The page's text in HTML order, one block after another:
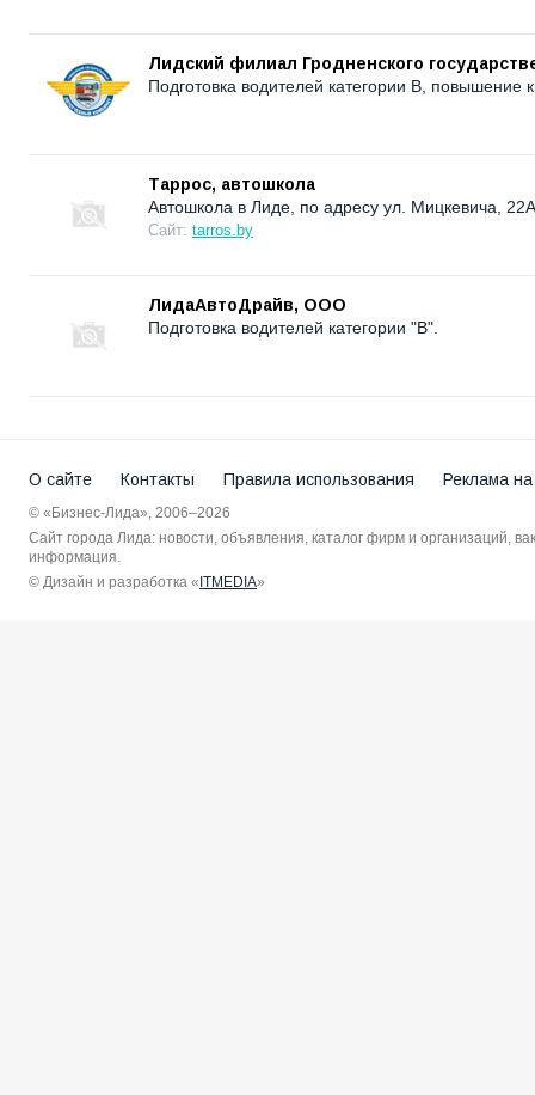
Лидский филиал Гродненского
Подготовка водителей категории В,
Таррос, автошкола
Автошкола в Лиде, по адресу ул. Мицкевича,
Сайт: tarros.by
ЛидаАвтоДрайв, ООО
Подготовка водителей категории "В".
О сайте Контакты Правила использования Реклама
© «Бизнес-Лида», 2006–2026
Сайт города Лида: новости, объявления, каталог фирм и организаций,
информация.
© Дизайн и разработка «ITMEDIA»